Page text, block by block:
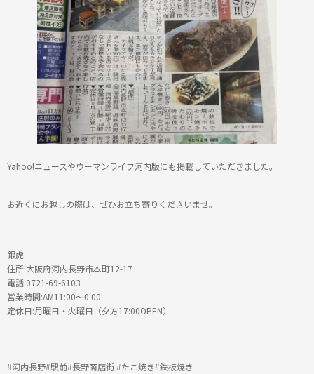
Yahoo!ニュースやウーマンライフ河内版にも掲載していただきました。
お近くにお越しの際は、ぜひお立ち寄りくださいませ。
┈┈┈┈┈┈┈┈┈┈┈┈┈┈┈┈┈┈┈
銀虎
住所:大阪府河内長野市本町12-17
電話:0721-69-6103
営業時間:AM11:00〜0:00
定休日:月曜日・火曜日（夕方17:00OPEN）
#河内長野#駅前#長野商店街 #たこ焼き#鉄板焼き